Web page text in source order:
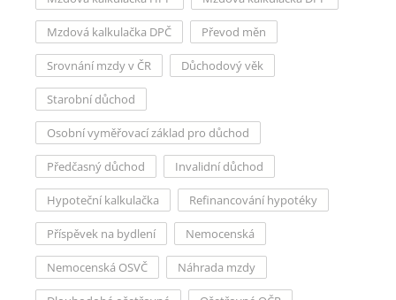
Mzdová kalkulačka DPČ Převod měn
Srovnání mzdy v ČR Důchodový věk
Starobní důchod
Osobní vyměřovací základ pro důchod
Předčasný důchod Invalidní důchod
Hypoteční kalkulačka Refinancování hypotéky
Příspěvek na bydlení Nemocenská
Nemocenská OSVČ Náhrada mzdy